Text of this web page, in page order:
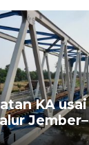
KA usai
Jember–